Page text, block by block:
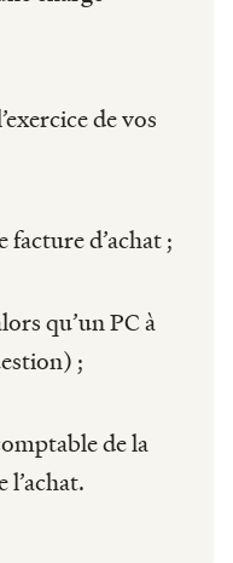
de vos
facture d’achat ;
qu’un PC à
;
de la
l’achat.